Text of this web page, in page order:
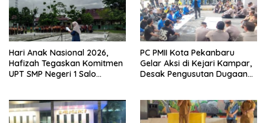
Hari Anak Nasional 2026,
Hafizah Tegaskan Komitmen
UPT SMP Negeri 1 Salo
PC PMII Kota Pekanbaru
Gelar Aksi di Kejari Kampar,
Desak Pengusutan Dugaan